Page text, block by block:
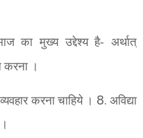
का मुख्य उद्देश्य है- अर्थात्
करना ।
करना चाहिये । 8.अविद्या